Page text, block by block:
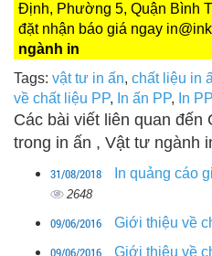
Định, Phường 5, Quận Bình
đặt nhận báo giá ngay
ngành in
Tags: vật tư in ấn, chất liệu in
về chất liệu PP, In ấn PP, In PP
Các bài viết liên quan đến
trong in ấn , Vật tư ngành
31/08/2018 In quảng cáo
2648
09/06/2016 Giới thiệu về
09/06/2016 Giới thiệu về